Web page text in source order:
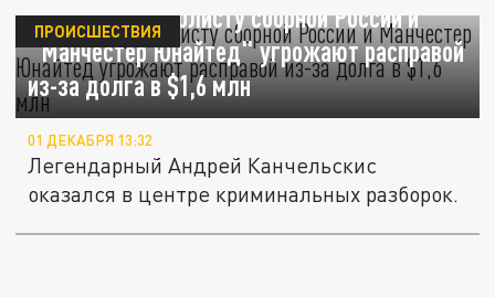
Бывшему футболисту сборной России и
"Манчестер Юнайтед" угрожают расправой
из-за долга в $1,6 млн
ПРОИСШЕСТВИЯ
01 ДЕКАБРЯ 13:32
Легендарный Андрей Канчельскис
оказался в центре криминальных разборок.